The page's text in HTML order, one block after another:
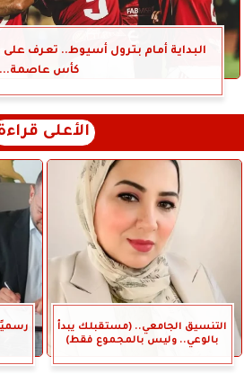
البداية أمام بترول أسيوط.. تعرف على
كأس عاصمة...
الأعلى
التنسيق الجامعي.. (مستقبلك يبدأ
بالوعي.. وليس بالمجموع فقط)